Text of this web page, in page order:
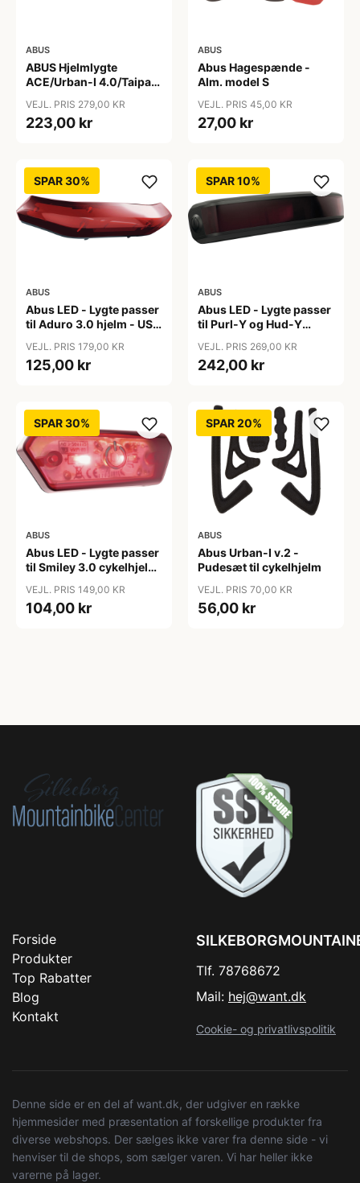
ABUS
ABUS Hjelmlygte
ACE/Urban-I 4.0/Taipan
VEJL. PRIS 279,00 KR
223,00 kr
ABUS
Abus Hagespænde -
Alm. model S
VEJL. PRIS 45,00 KR
27,00 kr
SPAR 30%
ABUS
Abus LED - Lygte passer
til Aduro 3.0 hjelm - USB
VEJL. PRIS 179,00 KR
125,00 kr
SPAR 10%
ABUS
Abus LED - Lygte passer
til Purl-Y og Hud-Y
genopladelig
VEJL. PRIS 269,00 KR
242,00 kr
SPAR 30%
ABUS
Abus LED - Lygte passer
til Smiley 3.0 cykelhjelm
VEJL. PRIS 149,00 KR
104,00 kr
SPAR 20%
ABUS
Abus Urban-I v.2 -
Pudesæt til cykelhjelm
VEJL. PRIS 70,00 KR
56,00 kr
Forside
Produkter
Top Rabatter
Blog
Kontakt
Tlf. 78768672
Mail: hej@want.dk
Cookie- og privatlivspolitik
Denne side er en del af want.dk, der udgiver en række
hjemmesider med præsentation af forskellige produkter fra
diverse webshops. Der sælges ikke varer fra denne side - vi
henviser til de shops, som sælger varen. Vi har heller ikke
varerne på lager.